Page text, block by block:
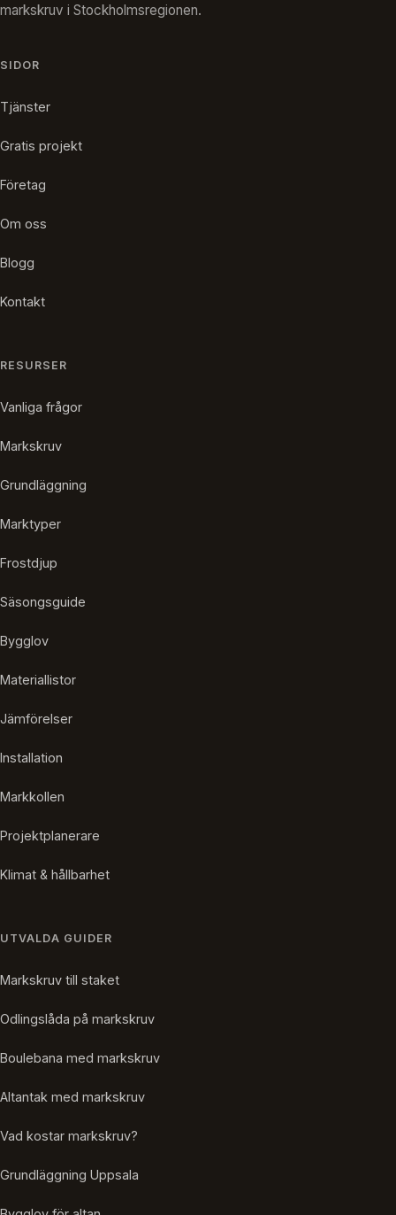
markskruv i Stockholmsregionen.
SIDOR
Tjänster
Gratis projekt
Företag
Om oss
Blogg
Kontakt
RESURSER
Vanliga frågor
Markskruv
Grundläggning
Marktyper
Frostdjup
Säsongsguide
Bygglov
Materiallistor
Jämförelser
Installation
Markkollen
Projektplanerare
Klimat & hållbarhet
UTVALDA GUIDER
Markskruv till staket
Odlingslåda på markskruv
Boulebana med markskruv
Altantak med markskruv
Vad kostar markskruv?
Grundläggning Uppsala